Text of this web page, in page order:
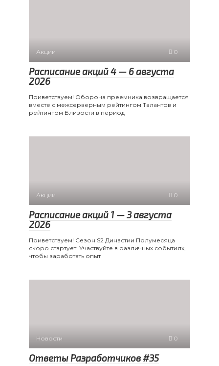
Акции 0
Расписание акций 4 — 6 августа
2026
Приветствуем! Оборона преемника возвращается
вместе с межсерверным рейтингом Талантов и
рейтингом Близости в период
Акции 0
Расписание акций 1 — 3 августа
2026
Приветствуем! Сезон S2 Династии Полумесяца
скоро стартует! Участвуйте в различных событиях,
чтобы заработать опыт
Новости 0
Ответы Разработчиков #35